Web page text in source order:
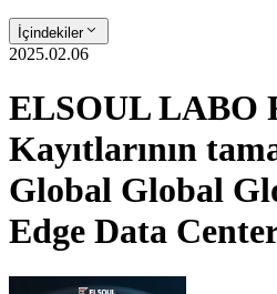
İçindekiler
2025.02.06
ELSOUL LABO
Kayıtlarının
Global Global
Edge Data